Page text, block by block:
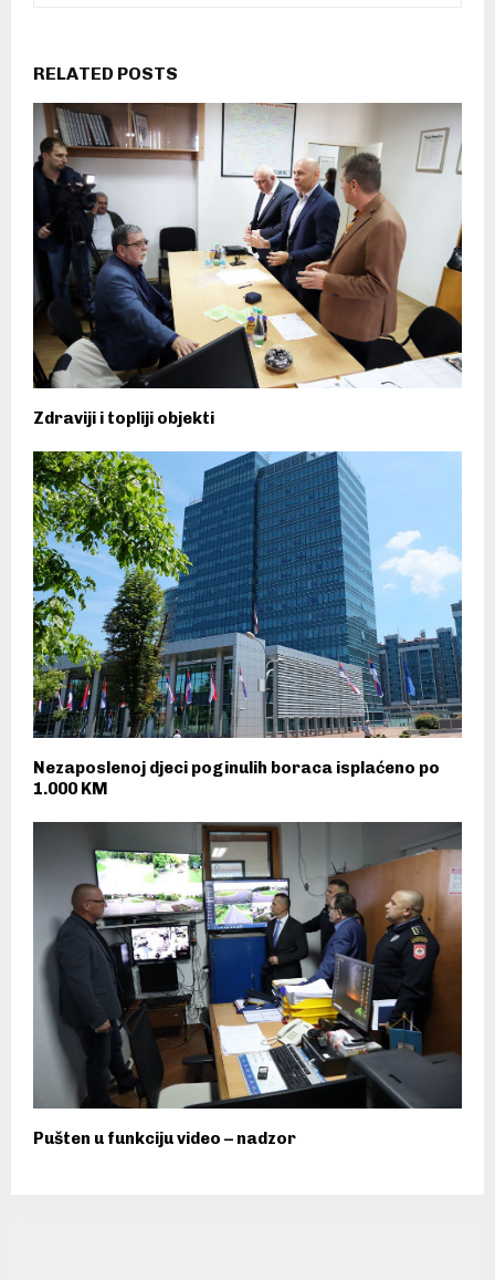
RELATED POSTS
Zdraviji i topliji objekti
Nezaposlenoj djeci poginulih boraca isplaćeno po
1.000 KM
Pušten u funkciju video – nadzor